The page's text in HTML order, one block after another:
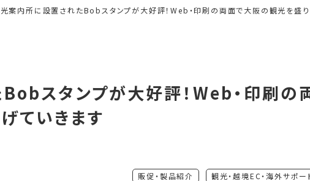
案内所に設置されたBobスタンプが大好評！Web・印刷の両面で大阪の観光を盛
スタンプが大好評！Web・印刷の
ていきます
販促・製品紹介 観光・越境EC・海外サポー